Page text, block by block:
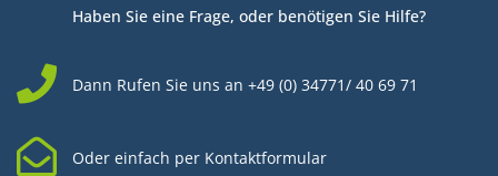
Haben Sie eine Frage, oder benötigen Sie Hilfe?
Dann Rufen Sie uns an +49 (0) 34771/ 40 69 71
Oder einfach per Kontaktformular